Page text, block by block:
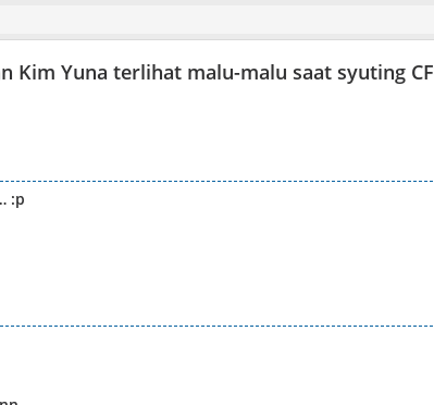
Kim Yuna terlihat malu-malu saat syuting CF
:p